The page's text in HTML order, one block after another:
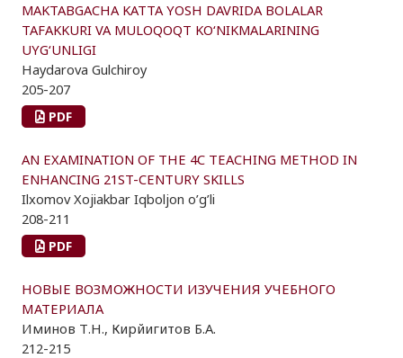
MAKTABGACHA KATTA YOSH DAVRIDA BOLALAR
TAFAKKURI VA MULOQOQT KO‘NIKMALARINING
UYG‘UNLIGI
Haydarova Gulchiroy
205-207
PDF
AN EXAMINATION OF THE 4C TEACHING METHOD IN
ENHANCING 21ST-CENTURY SKILLS
Ilxomov Xojiakbar Iqboljon o’g’li
208-211
PDF
НОВЫЕ ВОЗМОЖНОСТИ ИЗУЧЕНИЯ УЧЕБНОГО
МАТЕРИАЛА
Иминов Т.Н., Кирйигитов Б.А.
212-215